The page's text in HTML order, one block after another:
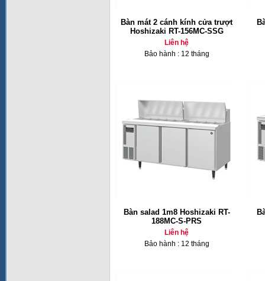
Bàn mát 2 cánh kính cửa trượt
Hoshizaki RT-156MC-SSG
Liên hệ
Bảo hành : 12 tháng
Bàn salad 1m8 Hoshizaki RT-
188MC-S-PRS
Liên hệ
Bảo hành : 12 tháng